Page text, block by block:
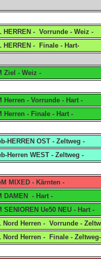
HERREN - Vorrunde - Weiz -
HERREN - Finale - Hart-
Ziel - Weiz -
Herren - Vorrunde - Hart -
Herren - Finale - Hart -
HERREN OST - Zeltweg -
Herren WEST - Zeltweg -
MIXED - Kärnten -
DAMEN - Hart -
SENIOREN Ue50 NEU - Hart -
Nord Herren - Vorrunde -
Nord Herren - Finale - Zeltweg-